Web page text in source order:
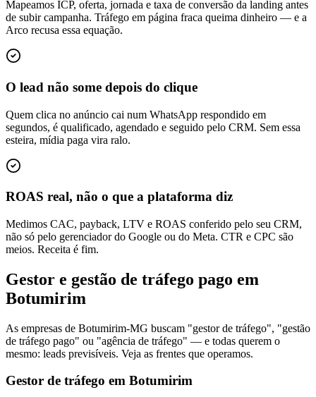
Mapeamos ICP, oferta, jornada e taxa de conversão da landing antes
de subir campanha. Tráfego em página fraca queima dinheiro — e a
Arco recusa essa equação.
O lead não some depois do clique
Quem clica no anúncio cai num WhatsApp respondido em
segundos, é qualificado, agendado e seguido pelo CRM. Sem essa
esteira, mídia paga vira ralo.
ROAS real, não o que a plataforma diz
Medimos CAC, payback, LTV e ROAS conferido pelo seu CRM,
não só pelo gerenciador do Google ou do Meta. CTR e CPC são
meios. Receita é fim.
Gestor e gestão de tráfego pago em
Botumirim
As empresas de Botumirim-MG buscam "gestor de tráfego", "gestão
de tráfego pago" ou "agência de tráfego" — e todas querem o
mesmo: leads previsíveis. Veja as frentes que operamos.
Gestor de tráfego em Botumirim